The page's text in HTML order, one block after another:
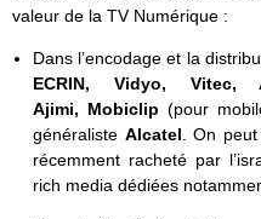
valeur de la TV Numérique :
Dans l’encodage et la
ECRIN,
Vidyo, Vitec,
Ajimi, Mobiclip (pour
généraliste Alcatel. On
récemment racheté par
rich media dédiées